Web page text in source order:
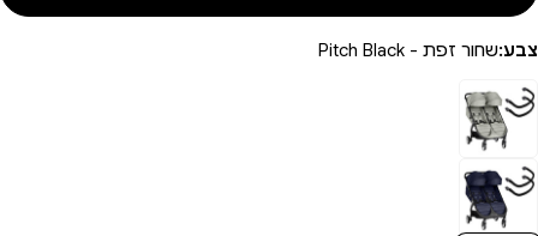
צבע:שחור זפת - Pitch Black